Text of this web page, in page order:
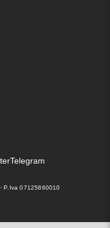
Telegram
P.Iva 07125860010